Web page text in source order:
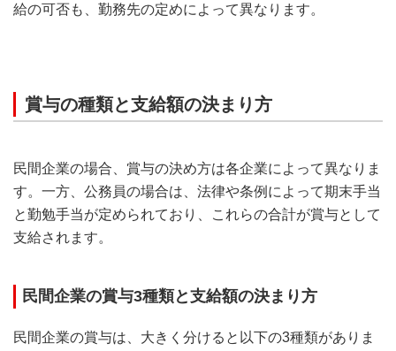
給の可否も、勤務先の定めによって異なります。
賞与の種類と支給額の決まり方
民間企業の場合、賞与の決め方は各企業によって異なりま
す。一方、公務員の場合は、法律や条例によって期末手当
と勤勉手当が定められており、これらの合計が賞与として
支給されます。
民間企業の賞与3種類と支給額の決まり方
民間企業の賞与は、大きく分けると以下の3種類がありま